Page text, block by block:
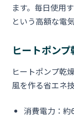
ます。毎日使用
という高額な電
ヒートポンプ
ヒートポンプ乾
風を作る省エネ
消費電力：約